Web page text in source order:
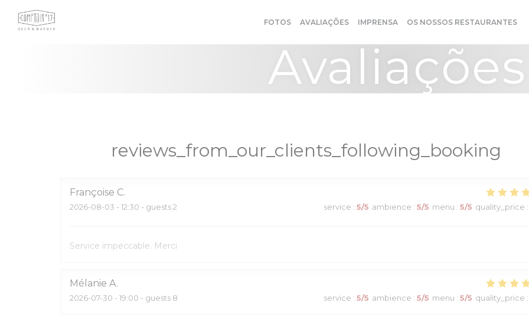
Painel de Gerenciamento de Cookies
FOTOS AVALIAÇÕES IMPRENSA OS NOSSOS RESTAURANTES
Avaliações
reviews_from_our_clients_following_booking
Françoise C
2026-08-03 - 12:30 - guests 2 service : 5/5 ambience : 5/5 menu : 5/5 quality_price :
Service impeccable. Merci
Mélanie A
2026-07-30 - 19:00 - guests 8 service : 5/5 ambience : 5/5 menu : 5/5 quality_price :